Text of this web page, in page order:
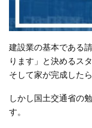
建設業の基本である
ります」と決めるス
そして家が完成した
しかし国土交通省の
す。